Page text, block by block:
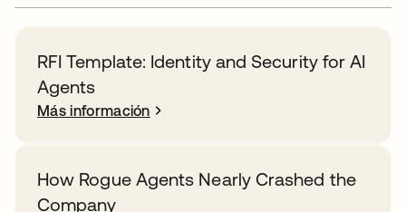
RFI Template: Identity and Security for AI
Agents
Más información
How Rogue Agents Nearly Crashed the
Company